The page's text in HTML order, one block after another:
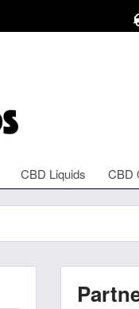
CBD Liquids CBD